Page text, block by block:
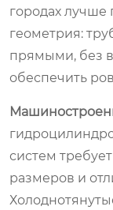
городах лучше
геометрия:
прямыми, без
обеспечить
систем
размеров и